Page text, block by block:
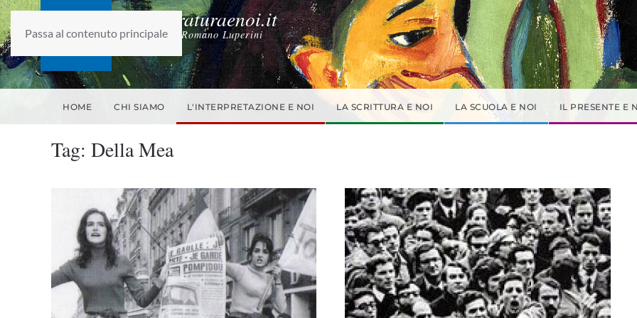
Passa al contenuto principale
laletteraturaenoi.it
fondato da Romano Luperini
HOME CHI SIAMO L'INTERPRETAZIONE E NOI LA SCRITTURA E NOI LA SCUOLA E NOI IL PRESENTE E
Tag: Della Mea